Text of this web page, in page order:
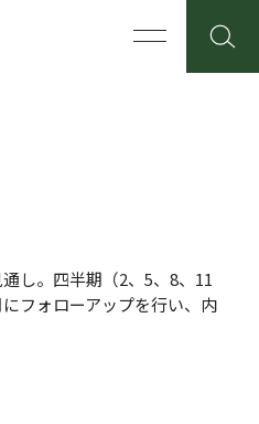
し。四半期（2、5、8、11
フォローアップを行い、内